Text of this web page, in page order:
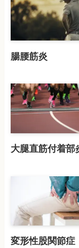
腸腰筋炎
大腿直筋付着部
変形性股関節症